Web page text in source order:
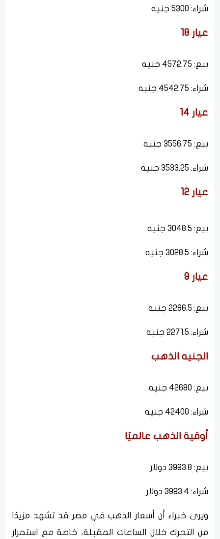
شراء: 5300 جنيه
عيار 18
بيع: 4572.75 جنيه
شراء: 4542.75 جنيه
عيار 14
بيع: 3556.75 جنيه
شراء: 3533.25 جنيه
عيار 12
بيع: 3048.5 جنيه
شراء: 3028.5 جنيه
عيار 9
بيع: 2286.5 جنيه
شراء: 2271.5 جنيه
الجنيه الذهب
بيع: 42680 جنيه
شراء: 42400 جنيه
أوقية الذهب عالميًا
بيع: 3993.8 دولار
شراء: 3993.4 دولار
ويرى خبراء أن أسعار الذهب في مصر قد تشهد مزيدًا
من التحرك خلال الساعات المقبلة، خاصة مع استمرار